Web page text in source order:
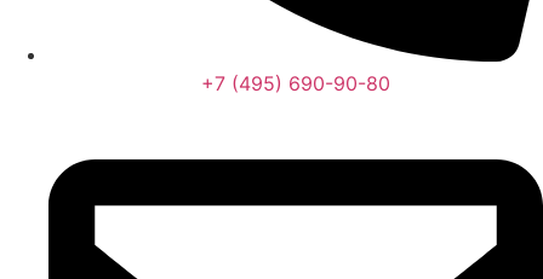
+7 (495) 690-90-80